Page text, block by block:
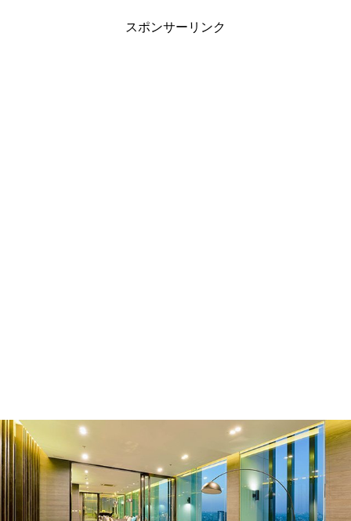
スポンサーリンク